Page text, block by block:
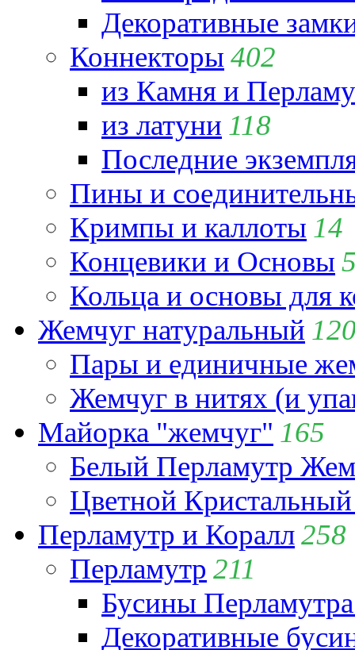
Декоративные
Коннекторы 402
из Камня и
из латуни 118
Последние
Пины и
Кримпы и каллоты 14
Концевики и Основы
Кольца и основы для
Жемчуг натуральный
Пары и единичные
Жемчуг в нитях (и
Майорка "жемчуг" 165
Белый Перламутр
Цветной
Перламутр и Коралл258
Перламутр 211
Бусины
Декоративные